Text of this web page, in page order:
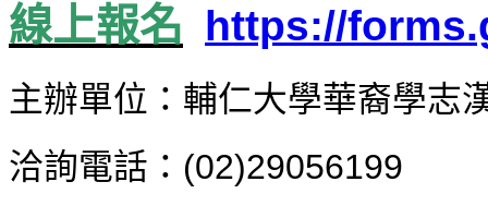
線上報名 https://
主辦單位： 輔仁大學華裔學志
洽詢電話：(02)29056199